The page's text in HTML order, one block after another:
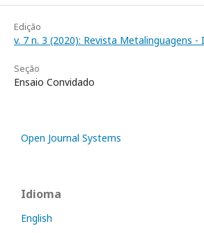
Edição
v. 7 n. 3 (2020): Revista Metalinguagens -
Seção
Ensaio Convidado
Open Journal Systems
Idioma
English